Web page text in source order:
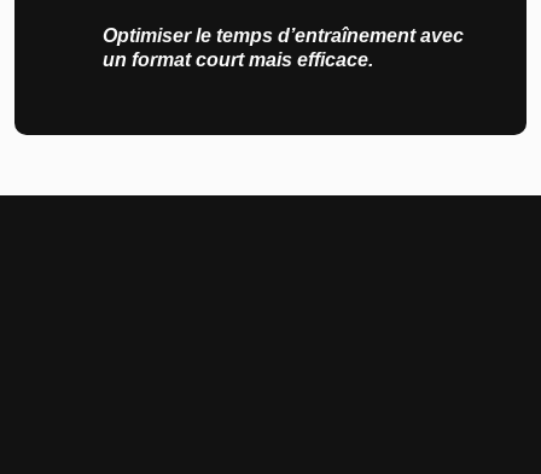
Optimiser le temps d’entraînement avec
un format court mais efficace.